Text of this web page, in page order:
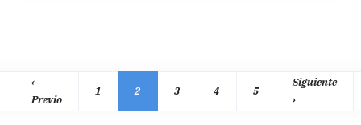
página
‹
PrevioPágina anterior
1 2 3 4 5
Siguiente
›